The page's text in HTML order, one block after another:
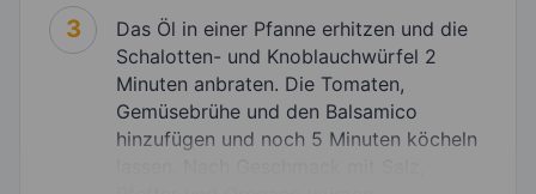
3
Das Öl in einer Pfanne erhitzen und die
Schalotten- und Knoblauchwürfel 2
Minuten anbraten. Die Tomaten,
Gemüsebrühe und den Balsamico
hinzufügen und noch 5 Minuten köcheln